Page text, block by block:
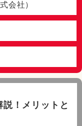
会社）
！メリットと